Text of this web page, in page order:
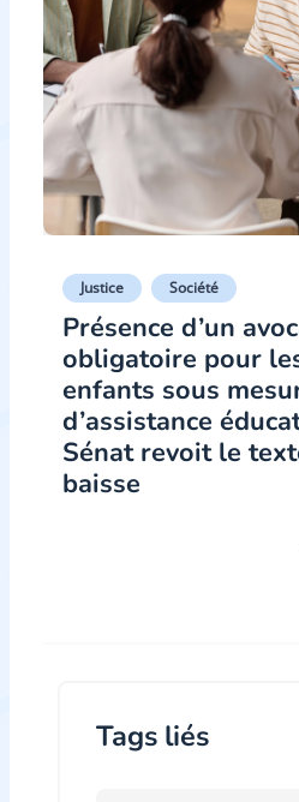
Justice Société
Présence d’un
obligatoire pour
enfants sous
d’assistance
Sénat revoit le
baisse
Tags liés